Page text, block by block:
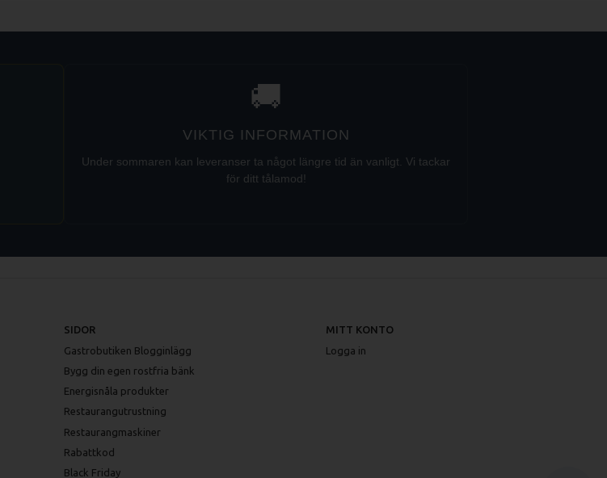
🚚
VIKTIG INFORMATION
Under sommaren kan leveranser ta något längre tid än vanligt. Vi tackar
för ditt tålamod!
SIDOR
Gastrobutiken Blogginlägg
Bygg din egen rostfria bänk
Energisnåla produkter
Restaurangutrustning
Restaurangmaskiner
Rabattkod
Black Friday
MITT KONTO
Logga in